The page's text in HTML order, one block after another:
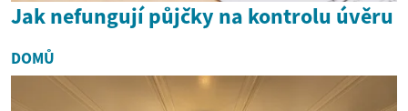
Jak nefungují půjčky na kontrolu úvěru
DOMŮ